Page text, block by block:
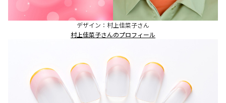
デザイン：村上佳菜子さん
村上佳菜子さんのプロフィール